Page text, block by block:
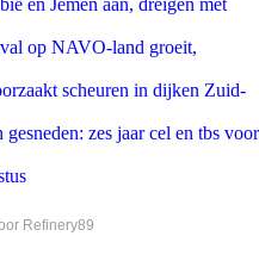
en Jemen aan, dreigen met
op NAVO-land groeit,
scheuren in dijken Zuid-
zes jaar cel en tbs voor
Refinery89